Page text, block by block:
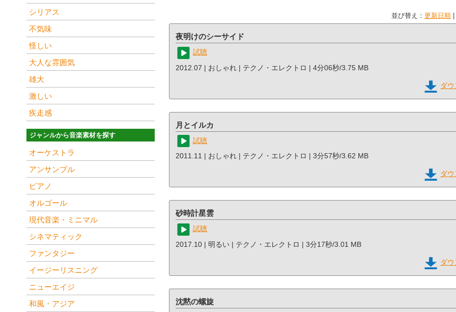
シリアス
不気味
怪しい
大人な雰囲気
雄大
激しい
疾走感
ジャンルから音楽素材を探す
オーケストラ
アンサンブル
ピアノ
オルゴール
現代音楽・ミニマル
シネマティック
ファンタジー
イージーリスニング
ニューエイジ
和風・アジア
並び替え： 更新日順
夜明けのシーサイド
試聴
2012.07 | おしゃれ | テクノ・エレクトロ | 4分06秒/3.75 MB
ダ
月とイルカ
試聴
2011.11 | おしゃれ | テクノ・エレクトロ | 3分57秒/3.62 MB
ダ
砂時計星雲
試聴
2017.10 | 明るい | テクノ・エレクトロ | 3分17秒/3.01 MB
ダ
沈黙の螺旋